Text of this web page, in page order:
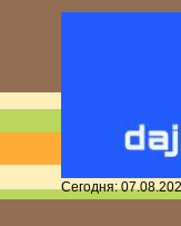
Сегодня: